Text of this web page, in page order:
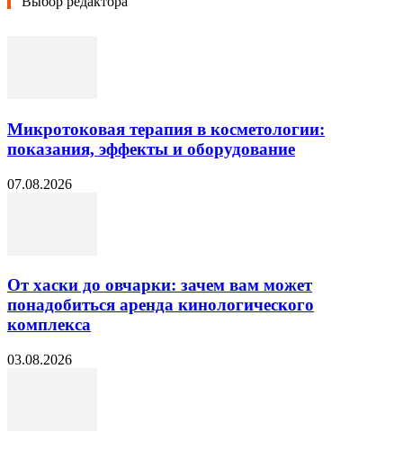
Микротоковая терапия в косметологии:
показания, эффекты и оборудование
07.08.2026
От хаски до овчарки: зачем вам может
понадобиться аренда кинологического
комплекса
03.08.2026